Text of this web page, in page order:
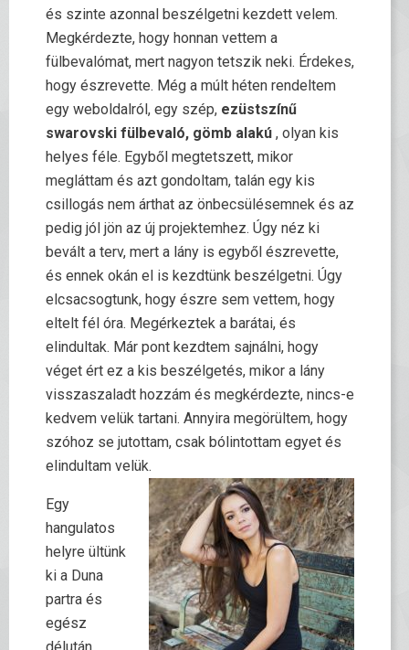
és szinte azonnal beszélgetni kezdett velem.
Megkérdezte, hogy honnan vettem a
fülbevalómat, mert nagyon tetszik neki. Érdekes,
hogy észrevette. Még a múlt héten rendeltem
egy weboldalról, egy szép, ezüstszínű
swarovski fülbevaló, gömb alakú , olyan kis
helyes féle. Egyből megtetszett, mikor
megláttam és azt gondoltam, talán egy kis
csillogás nem árthat az önbecsülésemnek és az
pedig jól jön az új projektemhez. Úgy néz ki
bevált a terv, mert a lány is egyből észrevette,
és ennek okán el is kezdtünk beszélgetni. Úgy
elcsacsogtunk, hogy észre sem vettem, hogy
eltelt fél óra. Megérkeztek a barátai, és
elindultak. Már pont kezdtem sajnálni, hogy
véget ért ez a kis beszélgetés, mikor a lány
visszaszaladt hozzám és megkérdezte, nincs-e
kedvem velük tartani. Annyira megörültem, hogy
szóhoz se jutottam, csak bólintottam egyet és
elindultam velük.
Egy
hangulatos
helyre ültünk
ki a Duna
partra és
egész